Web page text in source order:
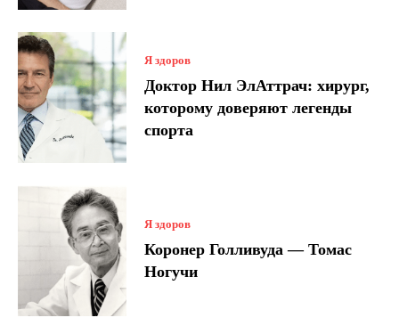
Я здоров
Доктор Нил ЭлАттрач: хирург,
которому доверяют легенды
спорта
Я здоров
Коронер Голливуда — Томас
Ногучи